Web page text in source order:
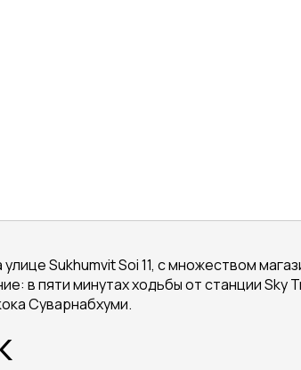
Sukhumvit Soi 11, с множеством
в пяти минутах ходьбы от станции Sky
Суварнабхуми.